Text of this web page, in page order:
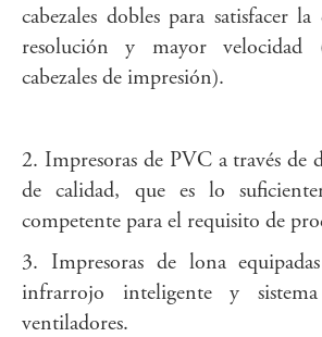
cabezales dobles para satisfacer
resolución y mayor velocidad
cabezales de impresión).
2. Impresoras de PVC a través de
de calidad, que es lo
competente para el requisito de
3. Impresoras de lona
infrarrojo inteligente y
ventiladores.